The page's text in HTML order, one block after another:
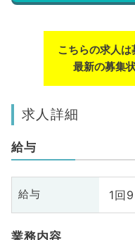
こちらの求人は
最新の募集
求人詳細
給与
給与 1回
業務内容